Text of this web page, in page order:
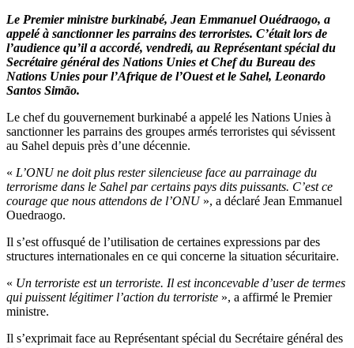
Le Premier ministre burkinabé, Jean Emmanuel Ouédraogo, a
appelé à sanctionner les parrains des terroristes. C’était lors de
l’audience qu’il a accordé, vendredi, au Représentant spécial du
Secrétaire général des Nations Unies et Chef du Bureau des
Nations Unies pour l’Afrique de l’Ouest et le Sahel, Leonardo
Santos Simão.
Le chef du gouvernement burkinabé a appelé les Nations Unies à
sanctionner les parrains des groupes armés terroristes qui sévissent
au Sahel depuis près d’une décennie.
« L’ONU ne doit plus rester silencieuse face au parrainage du
terrorisme dans le Sahel par certains pays dits puissants. C’est ce
courage que nous attendons de l’ONU», a déclaré Jean Emmanuel
Ouedraogo.
Il s’est offusqué de l’utilisation de certaines expressions par des
structures internationales en ce qui concerne la situation sécuritaire.
« Un terroriste est un terroriste. Il est inconcevable d’user de termes
qui puissent légitimer l’action du terroriste », a affirmé le Premier
ministre.
Il s’exprimait face au Représentant spécial du Secrétaire général des